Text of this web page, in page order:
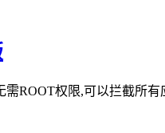
ROOT权限,可以拦截所